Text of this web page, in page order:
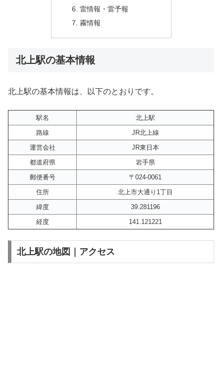
雷情報・雷予報
霧情報
北上駅の基本情報
北上駅の基本情報は、以下のとおりです。
駅名
北上駅
路線
JR北上線
運営会社
JR東日本
都道府県
岩手県
郵便番号
〒024-0061
住所
北上市大通り1丁目
緯度
39.281196
経度
141.121221
北上駅の地図｜アクセス